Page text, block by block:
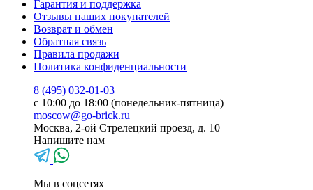
Гарантия и поддержка
Отзывы наших покупателей
Возврат и обмен
Обратная связь
Правила продажи
Политика конфиденциальности
8 (495) 032-01-03
с 10:00 до 18:00 (понедельник-пятница)
moscow@go-brick.ru
Москва, 2-ой Стрелецкий проезд, д. 10
Напишите нам
Мы в соцсетях